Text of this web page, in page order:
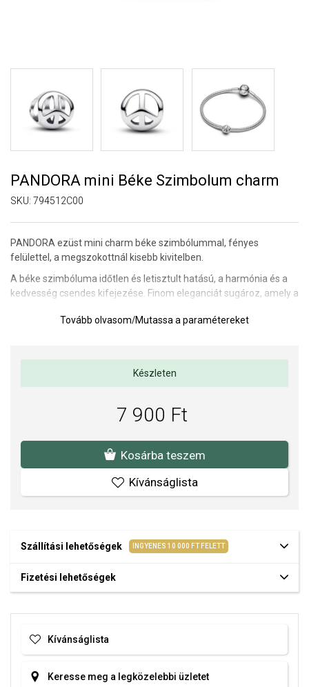
PANDORA mini Béke Szimbolum charm
SKU: 794512C00
PANDORA ezüstmini charm béke szimbólummal, fényes
felülettel, a megszokottnál kisebb kivitelben.
A béke szimbóluma időtlen és letisztult hatású, a harmónia és a
kedvesség csendes kifejezése. Finom eleganciát sugároz, amely a
Biztos lehet benne, hogy eredeti ékszert vásárol, komplett márkás
Tovább olvasom/Mutassa a paramétereket
Készleten
7 900 Ft
Kosárba teszem
Kívánságlista
Szállítási lehetőségek INGYENES 10 000 FT FELETT
Fizetési lehetőségek
Kívánságlista
Keresse meg a legközelebbi üzletet